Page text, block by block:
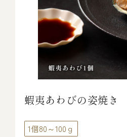
蝦夷あわびの姿焼き
1個80～100ｇ